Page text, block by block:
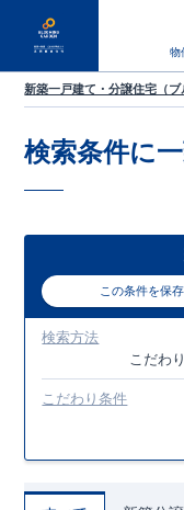
物
新築一戸建て・分譲住宅（
検索条件に
この条件を保存
検索方法
こだわ
こだわり条件